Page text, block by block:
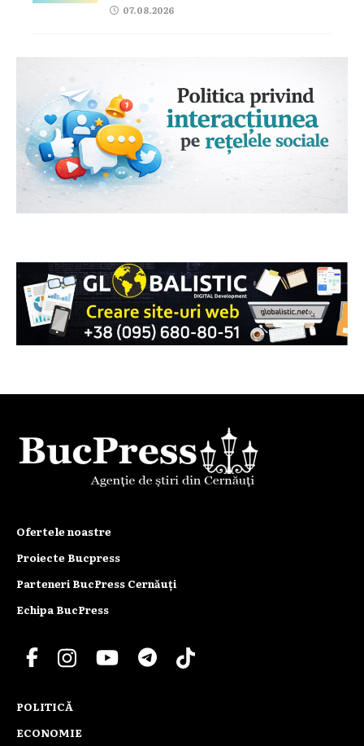
07.08.2026
Ofertele noastre
Proiecte Bucpress
Parteneri BucPress Cernăuți
Echipa BucPress
POLITICĂ
ECONOMIE